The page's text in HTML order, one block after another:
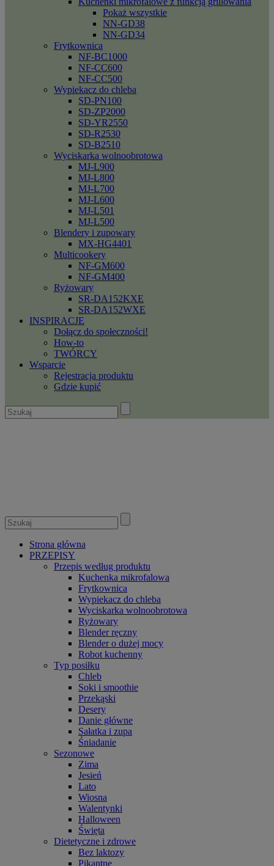
Pokaż wszystkie
NN-GD38
NN-GD34
Frytkownica
NF-BC1000
NF-CC600
NF-CC500
Wypiekacz do chleba
SD-PN100
SD-ZP2000
SD-YR2550
SD-R2530
SD-B2510
Wyciskarka wolnoobrotowa
MJ-L900
MJ-L800
MJ-L700
MJ-L600
MJ-L501
MJ-L500
Blendery i zupowary
MX-HG4401
Multicookery
NF-GM600
NF-GM400
Ryżowary
SR-DA152KXE
SR-DA152WXE
INSPIRACJE
Dołącz do społeczności!
How-to
TWÓRCY
Wsparcie
Rejestracja produktu
Gdzie kupić
Strona główna
PRZEPISY
Przepis według produktu
Kuchenka mikrofalowa
Frytkownica
Wypiekacz do chleba
Wyciskarka wolnoobrotowa
Ryżowary
Blender ręczny
Blender o dużej mocy
Robot kuchenny
Typ posiłku
Chleb
Soki i smoothie
Przekąski
Desery
Danie główne
Sałatka i zupa
Śniadanie
Sezonowe
Zima
Jesień
Lato
Wiosna
Walentynki
Halloween
Święta
Dietetyczne i zdrowe
Bez laktozy
Pikantne